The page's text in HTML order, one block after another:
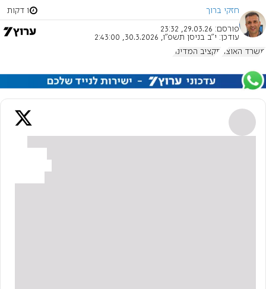
חזקי ברוך 1 דקות
פורסם: 29.03.26, 23:32
עודכן: י"ב בניסן תשפ"ו, 30.3.2026, 2:43:00
משרד האוצר תקציב המדינה